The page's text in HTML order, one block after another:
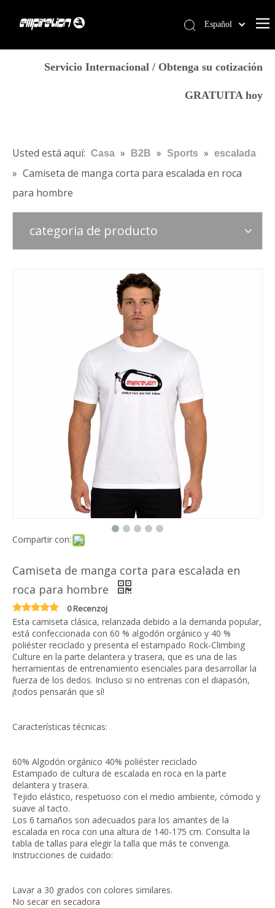
Blog
Contáctenos
Tienda
Español
简体中文
Français
Deutsch
Servicio Internacional / Obtenga su cotización
GRATUITA hoy
Usted está aquí: Casa » B2B » Sports » escalada
» Camiseta de manga corta para escalada en roca
para hombre
categoria de producto
Compartir con:
Camiseta de manga corta para escalada en
roca para hombre
0 Recenzoj
Esta camiseta clásica, relanzada debido a la demanda popular,
está confeccionada con 60 % algodón orgánico y 40 %
poliéster reciclado y presenta el estampado Rock-Climbing
Culture en la parte delantera y trasera, que es una de las
herramientas de entrenamiento esenciales para desarrollar la
fuerza de los dedos. Incluso si no entrenas con el diapasón,
¡todos pensarán que sí!
Características técnicas:
60% Algodón orgánico 40% poliéster reciclado
Estampado de cultura de escalada en roca en la parte
delantera y trasera.
Tejido elástico, respetuoso con el medio ambiente, cómodo y
suave al tacto.
Los 6 tamaños son adecuados para los amantes de la
escalada en roca con una altura de 140-175 cm. Consulta la
tabla de tallas para elegir la talla que más te convenga.
Instrucciones de cuidado:
Lavar a 30 grados con colores similares.
No secar en secadora